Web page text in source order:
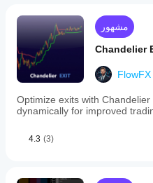
and
support
bounces
where
price
touches
the
cloud
during
The
مشهور
Chandelier
FlowFX
Optimize exits with
dynamically for improved
4.3 (3)